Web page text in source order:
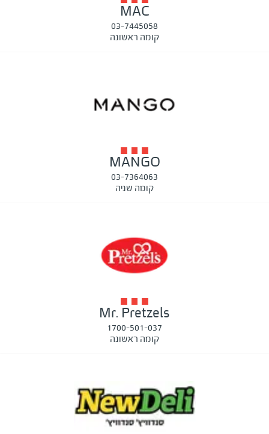
MAC
03-7445058
קומה ראשונה
MANGO
03-7364063
קומה שניה
Mr. Pretzels
1700-501-037
קומה ראשונה